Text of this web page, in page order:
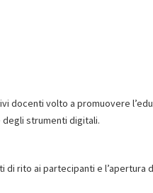
docenti volto a promuovere
degli strumenti digitali.
di rito ai partecipanti e l’apertura